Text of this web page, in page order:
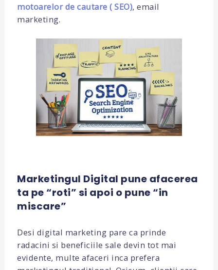
motoarelor decautare ( SEO), email
marketing.
Marketingul Digital pune afacerea
ta pe “roti” si apoi o pune “in
miscare”
Desi digital marketing pare ca prinde
radacini si beneficiile sale devin tot mai
evidente, multe afaceri inca prefera